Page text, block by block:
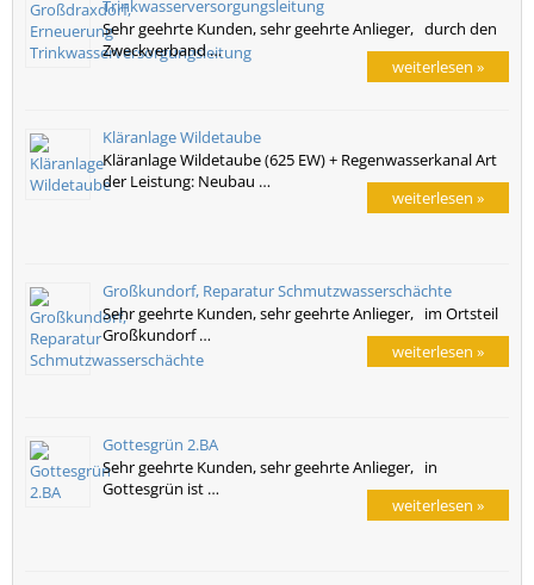
Trinkwasserversorgungsleitung
Sehr geehrte Kunden, sehr geehrte Anlieger, durch den
Zweckverband …
weiterlesen »
Kläranlage Wildetaube
Kläranlage Wildetaube (625 EW) + Regenwasserkanal Art
der Leistung: Neubau …
weiterlesen »
Großkundorf, Reparatur Schmutzwasserschächte
Sehr geehrte Kunden, sehr geehrte Anlieger, im Ortsteil
Großkundorf …
weiterlesen »
Gottesgrün 2.BA
Sehr geehrte Kunden, sehr geehrte Anlieger, in
Gottesgrün ist …
weiterlesen »